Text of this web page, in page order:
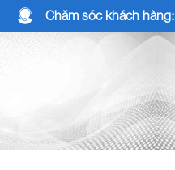
Chăm sóc khách hàng: